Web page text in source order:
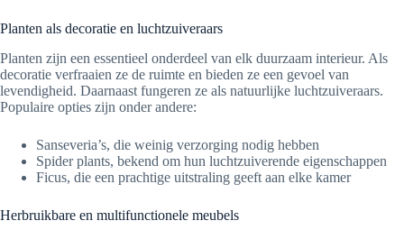
Planten als decoratie en luchtzuiveraars
Planten zijn een essentieel onderdeel van elk duurzaam interieur. Als
decoratie verfraaien ze de ruimte en bieden ze een gevoel van
levendigheid. Daarnaast fungeren ze als natuurlijke luchtzuiveraars.
Populaire opties zijn onder andere:
Sanseveria’s, die weinig verzorging nodig hebben
Spider plants, bekend om hun luchtzuiverende eigenschappen
Ficus, die een prachtige uitstraling geeft aan elke kamer
Herbruikbare en multifunctionele meubels